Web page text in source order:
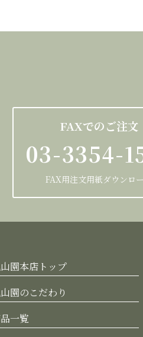
FAXでのご注文
03-3354-
FAX用注文用紙ダウンロ
園本店トップ
園のこだわり
一覧